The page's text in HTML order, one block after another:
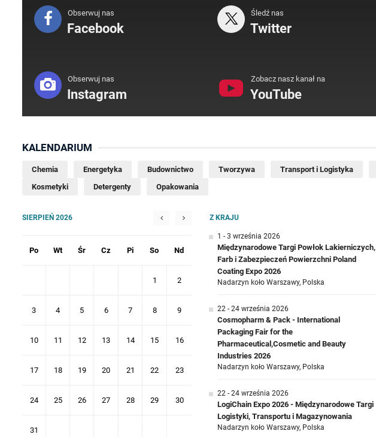
Obserwuj nas
Facebook
Śledź nas
Twitter
Obserwuj nas
Instagram
Zobacz nasz kanał na
YouTube
KALENDARIUM
Chemia Energetyka Budownictwo Tworzywa Transport i Logistyka
Kosmetyki
Detergenty Opakowania
SIERPIEŃ 2026
Po Wt Śr Cz Pi So Nd
1 2
3 4 5 6 7 8 9
10 11 12 13 14 15 16
17 18 19 20 21 22 23
24 25 26 27 28 29 30
31
Z KRAJU
1 - 3 września 2026
Międzynarodowe Targi Powłok Lakierniczych,
Farb i Zabezpieczeń Powierzchni Poland
Coating Expo 2026
Nadarzyn koło Warszawy, Polska
22 - 24 września 2026
Cosmopharm & Pack - International
Packaging Fair for the
Pharmaceutical,Cosmetic and Beauty
Industries 2026
Nadarzyn koło Warszawy, Polska
22 - 24 września 2026
LogiChain Expo 2026 - Międzynarodowe Targi
Logistyki, Transportu i Magazynowania
Nadarzyn koło Warszawy, Polska